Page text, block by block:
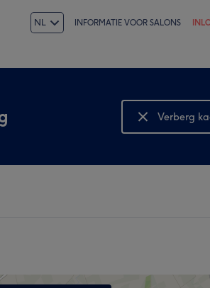
NL INFORMATIE VOOR SALONS
Verberg
Bekijk